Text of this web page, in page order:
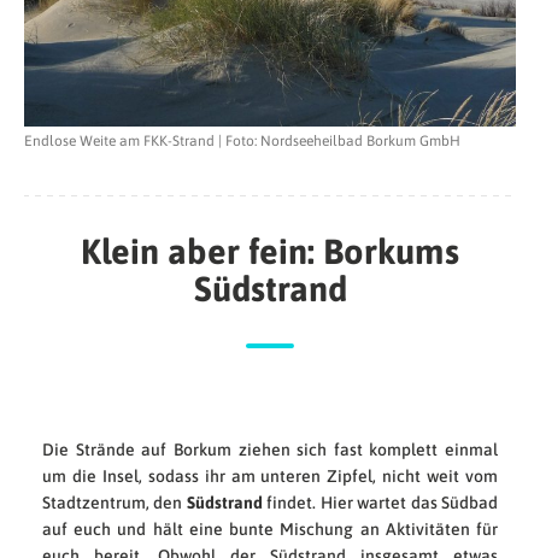
Endlose Weite am FKK-Strand | Foto: Nordseeheilbad Borkum GmbH
Klein aber fein: Borkums
Südstrand
Die Strände auf Borkum ziehen sich fast komplett einmal
um die Insel, sodass ihr am unteren Zipfel, nicht weit vom
Stadtzentrum, den Südstrand findet. Hier wartet das Südbad
auf euch und hält eine bunte Mischung an Aktivitäten für